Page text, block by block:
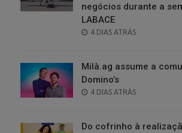
negócios durante a
LABACE
POSTED
4 DIAS ATRÁS
Milà.ag assume a
Domino’s
POSTED
4 DIAS ATRÁS
Do cofrinho à